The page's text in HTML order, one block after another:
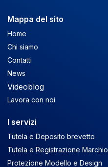
Mappa del sito
Home
Chi siamo
Contatti
News
Videoblog
Lavora con noi
I servizi
Tutela e Deposito brevetto
Tutela e Registrazione Marchio
Protezione Modello e Design